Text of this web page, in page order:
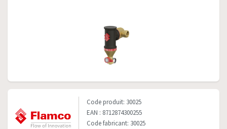
Code produit: 30025
EAN : 8712874300255
Code fabricant: 30025